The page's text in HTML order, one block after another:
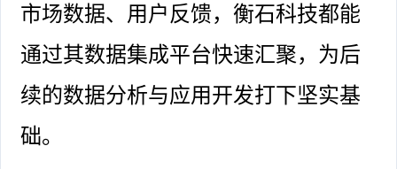
市场数据、用户反馈，衡石科技都能
通过其数据集成平台快速汇聚，为后
续的数据分析与应用开发打下坚实基
础。